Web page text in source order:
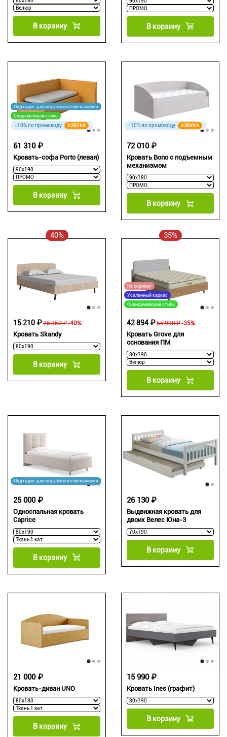
В корзину В корзину
Подходит для подъёмного механизма
Современный стиль
-10% по промокоду АЗБУКА
Кровать-софа Porto (левая)
61 310 ₽
В корзину
-10% по промокоду АЗБУКА
Кровать Bono с подъемным
механизмом
72 010 ₽
В корзину
40%
Кровать Skandy
25 350 ₽
15 210 ₽ -40%
В корзину
35%
Не скрипит
Усиленный каркас
Скандинавский стиль
Кровать Grove для
основания ПМ
65 990 ₽
42 894 ₽ -35%
В корзину
Подходит для подъёмного механизма
Односпальная кровать
Caprice
25 000 ₽
В корзину
Выдвижная кровать для
двоих Велес Юна-3
26 130 ₽
В корзину
Кровать-диван UNO
21 000 ₽
В корзину
Кровать Ines (графит)
15 990 ₽
В корзину